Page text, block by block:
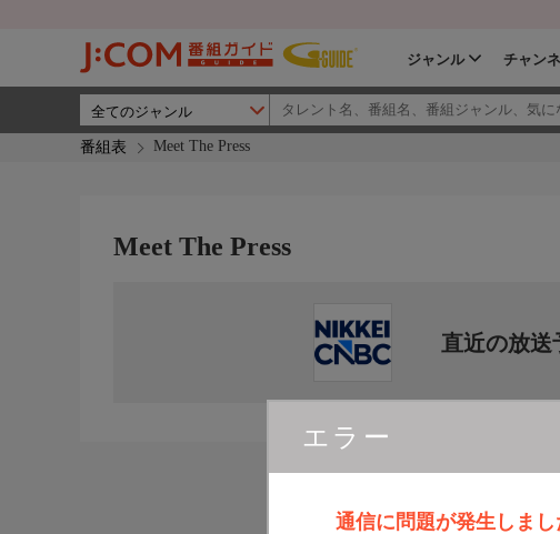
ジャンル チャン
番組表 Meet The Press
エラー
通信に問題が発生しま
Meet The Press
直近の放送